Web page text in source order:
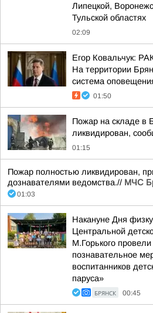
Липецкой,
Тульской областях
02:09
Егор Ковальчук:
На территории
система
01:50
Пожар на складе в
ликвидирован,
01:15
Пожар полностью ликвидирован,
дознавателями ведомства.// МЧС
01:03
Накануне Дня
Центральной
М.Горького
познавательное
воспитанников
паруса»
БРЯНСК 00:45